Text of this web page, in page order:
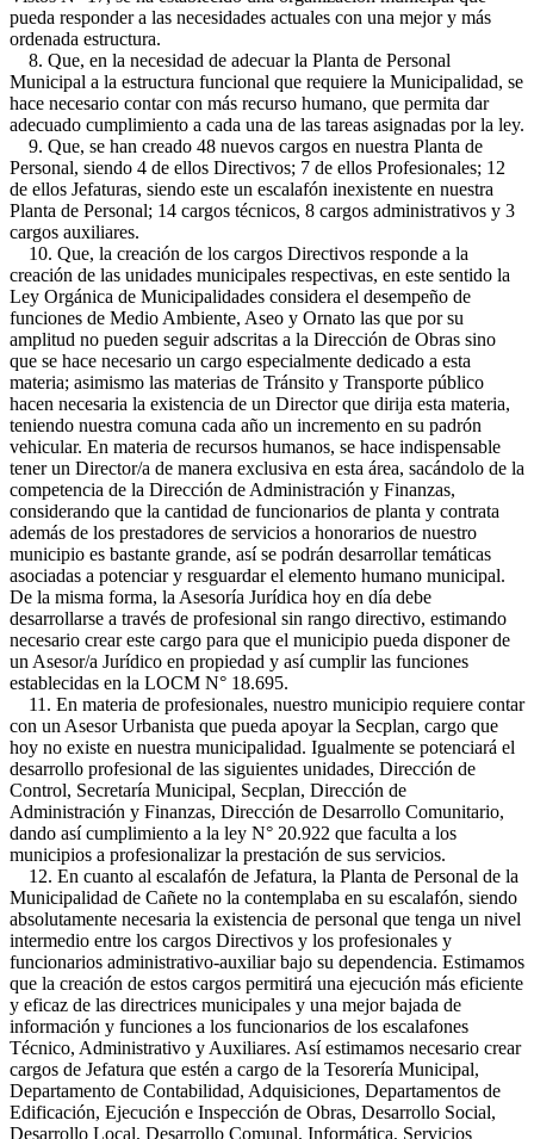
pueda responder a las necesidades actuales con una mejor y más
ordenada estructura.
8. Que, en la necesidad de adecuar la Planta de Personal
Municipal a la estructura funcional que requiere la Municipalidad, se
hace necesario contar con más recurso humano, que permita dar
adecuado cumplimiento a cada una de las tareas asignadas por la ley.
9. Que, se han creado 48 nuevos cargos en nuestra Planta de
Personal, siendo 4 de ellos Directivos; 7 de ellos Profesionales; 12
de ellos Jefaturas, siendo este un escalafón inexistente en nuestra
Planta de Personal; 14 cargos técnicos, 8 cargos administrativos y 3
cargos auxiliares.
10. Que, la creación de los cargos Directivos responde a la
creación de las unidades municipales respectivas, en este sentido la
Ley Orgánica de Municipalidades considera el desempeño de
funciones de Medio Ambiente, Aseo y Ornato las que por su
amplitud no pueden seguir adscritas a la Dirección de Obras sino
que se hace necesario un cargo especialmente dedicado a esta
materia; asimismo las materias de Tránsito y Transporte público
hacen necesaria la existencia de un Director que dirija esta materia,
teniendo nuestra comuna cada año un incremento en su padrón
vehicular. En materia de recursos humanos, se hace indispensable
tener un Director/a de manera exclusiva en esta área, sacándolo de la
competencia de la Dirección de Administración y Finanzas,
considerando que la cantidad de funcionarios de planta y contrata
además de los prestadores de servicios a honorarios de nuestro
municipio es bastante grande, así se podrán desarrollar temáticas
asociadas a potenciar y resguardar el elemento humano municipal.
De la misma forma, la Asesoría Jurídica hoy en día debe
desarrollarse a través de profesional sin rango directivo, estimando
necesario crear este cargo para que el municipio pueda disponer de
un Asesor/a Jurídico en propiedad y así cumplir las funciones
establecidas en la LOCM N° 18.695.
11. En materia de profesionales, nuestro municipio requiere contar
con un Asesor Urbanista que pueda apoyar la Secplan, cargo que
hoy no existe en nuestra municipalidad. Igualmente se potenciará el
desarrollo profesional de las siguientes unidades, Dirección de
Control, Secretaría Municipal, Secplan, Dirección de
Administración y Finanzas, Dirección de Desarrollo Comunitario,
dando así cumplimiento a la ley N° 20.922 que faculta a los
municipios a profesionalizar la prestación de sus servicios.
12. En cuanto al escalafón de Jefatura, la Planta de Personal de la
Municipalidad de Cañete no la contemplaba en su escalafón, siendo
absolutamente necesaria la existencia de personal que tenga un nivel
intermedio entre los cargos Directivos y los profesionales y
funcionarios administrativo-auxiliar bajo su dependencia. Estimamos
que la creación de estos cargos permitirá una ejecución más eficiente
y eficaz de las directrices municipales y una mejor bajada de
información y funciones a los funcionarios de los escalafones
Técnico, Administrativo y Auxiliares. Así estimamos necesario crear
cargos de Jefatura que estén a cargo de la Tesorería Municipal,
Departamento de Contabilidad, Adquisiciones, Departamentos de
Edificación, Ejecución e Inspección de Obras, Desarrollo Social,
Desarrollo Local, Desarrollo Comunal, Informática, Servicios